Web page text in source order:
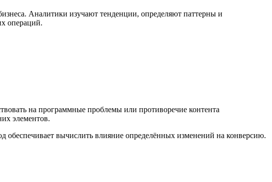
Аналитики изучают тенденции, определяют паттерны и
операций.
на программные проблемы или противоречие контента
элементов.
обеспечивает вычислить влияние определённых изменений на конверсию.